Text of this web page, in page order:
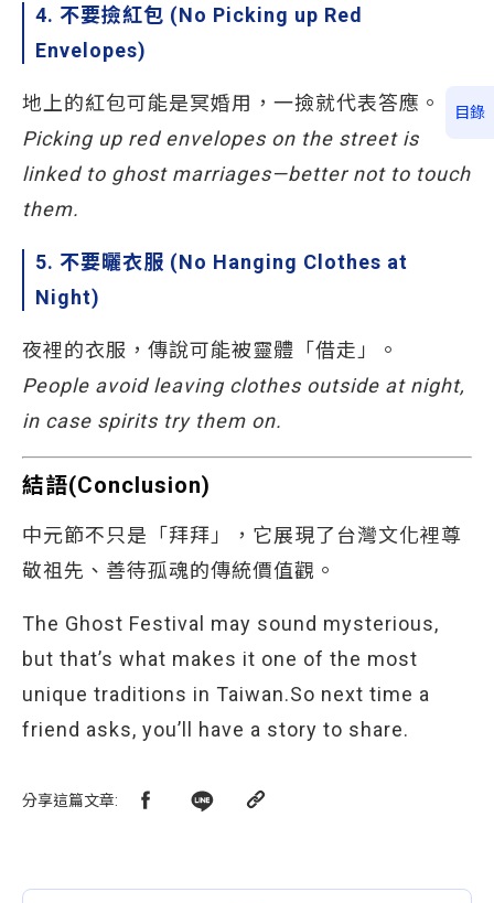
4. 不要撿紅包 (No Picking up Red
Envelopes)
地上的紅包可能是冥婚用，一撿就代表答應。
Picking up red envelopes on the street is
linked to ghost marriages—better not to touch
them.
5. 不要曬衣服 (No Hanging Clothes at
Night)
夜裡的衣服，傳說可能被靈體「借走」。
People avoid leaving clothes outside at night,
in case spirits try them on.
結語(Conclusion)
中元節不只是「拜拜」，它展現了台灣文化裡尊
敬祖先、善待孤魂的傳統價值觀。
The Ghost Festival may sound mysterious,
but that’s what makes it one of the most
unique traditions in Taiwan.So next time a
friend asks, you’ll have a story to share.
分享這篇文章:
目錄